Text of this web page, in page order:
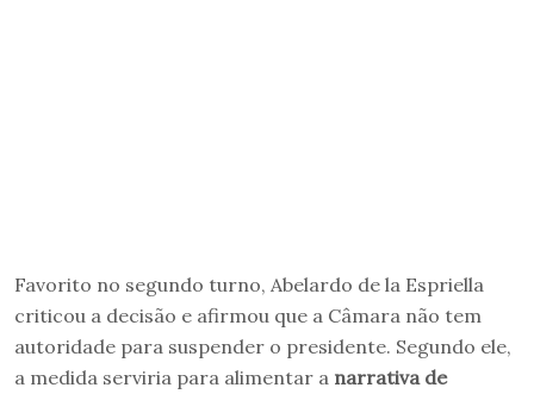
Favorito no segundo turno, Abelardo de la Espriella
criticou a decisão e afirmou que a Câmara não tem
autoridade para suspender o presidente. Segundo ele,
a medida serviria para alimentar a narrativa de